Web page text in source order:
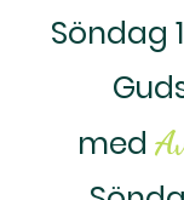
Söndag
med